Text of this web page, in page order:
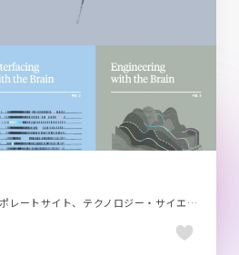
イラスト、グレー系、コーポレートサイト、テクノロジー・サイエンス、ナチュラル、フラットデザイン、ベージュ・ゴールド系、海外サイト